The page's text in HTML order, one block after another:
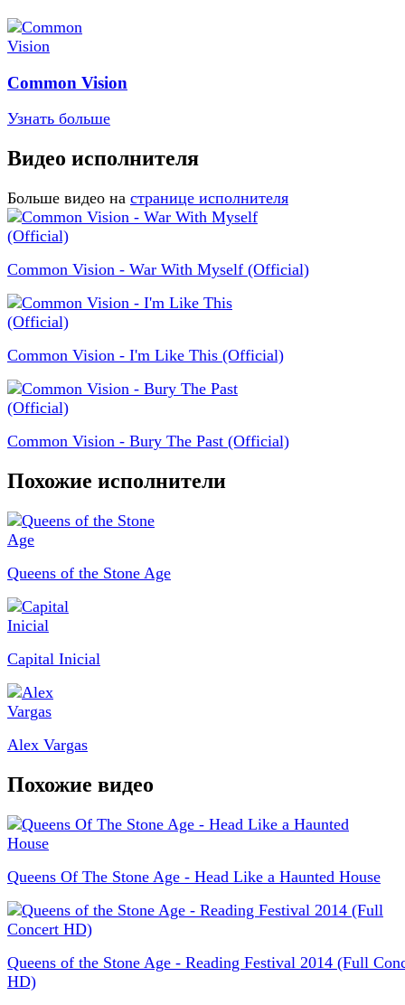
Common Vision
Узнать больше
Видео исполнителя
Больше видео на странице исполнителя
Common Vision - War With Myself (Official)
Common Vision - I'm Like This (Official)
Common Vision - Bury The Past (Official)
Похожие исполнители
Queens of the Stone Age
Capital Inicial
Alex Vargas
Похожие видео
Queens Of The Stone Age - Head Like a Haunted House
Queens of the Stone Age - Reading Festival 2014 (Full
HD)